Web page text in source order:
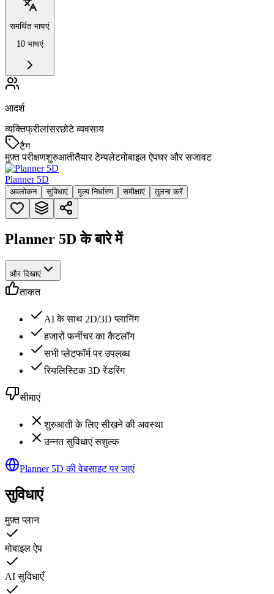
समर्थित भाषाएं
10 भाषाएं
आदर्श
व्यक्तिफ्रीलांसरछोटे व्यवसाय
टैग
मुफ़्त परीक्षणशुरुआतीतैयार टेम्पलेटमोबाइल ऐपघर और सजावट
Planner 5D
अवलोकन सुविधाएं मूल्य निर्धारण समीक्षाएं तुलना करें
Planner 5D के बारे में
और दिखाएं
ताकत
AI के साथ 2D/3D प्लानिंग
हजारों फर्नीचर का कैटलॉग
सभी प्लेटफॉर्म पर उपलब्ध
रियलिस्टिक 3D रेंडरिंग
सीमाएं
शुरुआती के लिए सीखने की अवस्था
उन्नत सुविधाएं सशुल्क
Planner 5D की वेबसाइट पर जाएं
सुविधाएं
मुफ़्त प्लान
मोबाइल ऐप
AI सुविधाएँ